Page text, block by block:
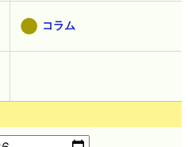
コラム